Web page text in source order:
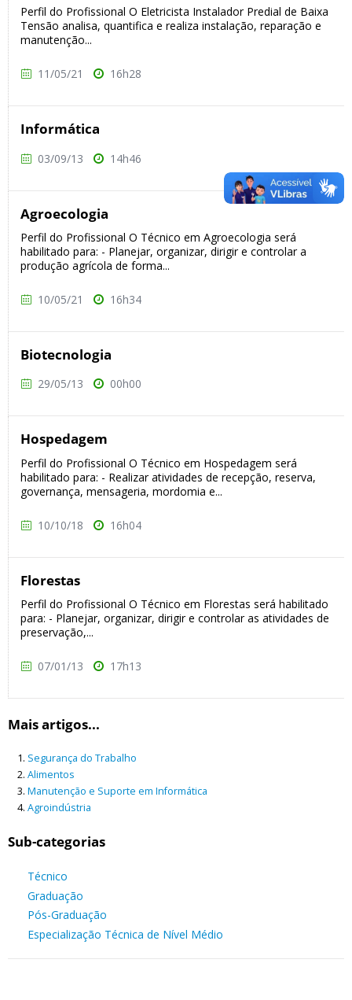
Perfil do Profissional O Eletricista Instalador Predial de Baixa
Tensão analisa, quantifica e realiza instalação, reparação e
manutenção...
11/05/21 16h28
Informática
03/09/13 14h46
Agroecologia
Perfil do Profissional O Técnico em Agroecologia será
habilitado para: - Planejar, organizar, dirigir e controlar a
produção agrícola de forma...
10/05/21 16h34
Biotecnologia
29/05/13 00h00
Hospedagem
Perfil do Profissional O Técnico em Hospedagem será
habilitado para: - Realizar atividades de recepção, reserva,
governança, mensageria, mordomia e...
10/10/18 16h04
Florestas
Perfil do Profissional O Técnico em Florestas será habilitado
para: - Planejar, organizar, dirigir e controlar as atividades de
preservação,...
07/01/13 17h13
Mais artigos...
Segurança do Trabalho
Alimentos
Manutenção e Suporte em Informática
Agroindústria
Sub-categorias
Técnico
Graduação
Pós-Graduação
Especialização Técnica de Nível Médio